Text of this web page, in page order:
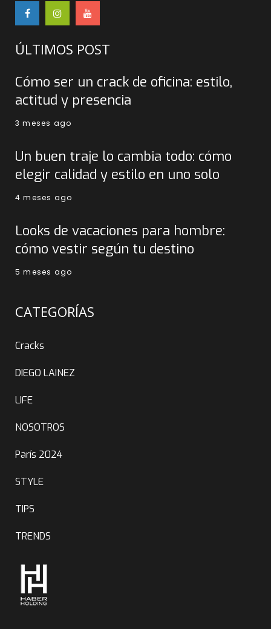
ÚLTIMOS POST
Cómo ser un crack de oficina: estilo,
actitud y presencia
3 meses ago
Un buen traje lo cambia todo: cómo
elegir calidad y estilo en uno solo
4 meses ago
Looks de vacaciones para hombre:
cómo vestir según tu destino
5 meses ago
CATEGORÍAS
Cracks
DIEGO LAINEZ
LIFE
NOSOTROS
París 2024
STYLE
TIPS
TRENDS